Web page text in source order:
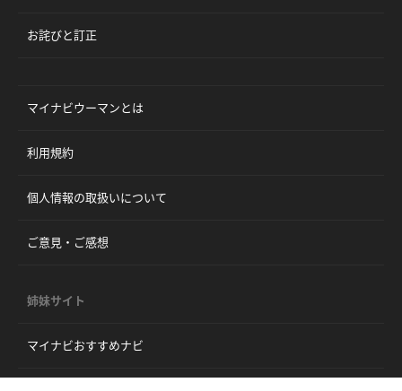
お詫びと訂正
マイナビウーマンとは
利用規約
個人情報の取扱いについて
ご意見・ご感想
姉妹サイト
マイナビおすすめナビ